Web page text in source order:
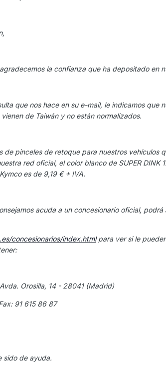
la confianza que ha depositado en
que nos hace en su e-mail, le indicamos que
de Taiwán y no están normalizados.
de pinceles de retoque para nuestros vehículos
red oficial, el color blanco de SUPER
es de 9,19 € + IVA.
acuda a un concesionario oficial,
concesionarios/index.htmlpara ver si le
Avda. Orosilla, 14 - 28041 (Madrid)
91 615 86 87
sido de ayuda.